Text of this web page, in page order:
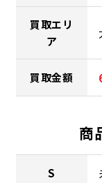
買取エリ
ア
買取金額
商
S